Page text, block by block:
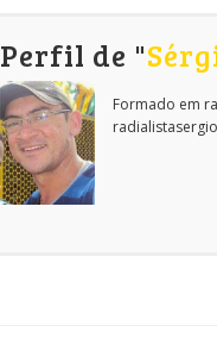
Perfil de "
Formado em